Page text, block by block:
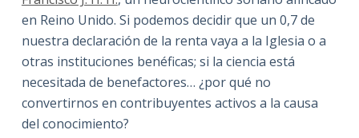
en Reino Unido. Si podemos decidir que un 0,7 de
nuestra declaración de la renta vaya a la Iglesia o a
otras instituciones benéficas; si la ciencia está
necesitada de benefactores… ¿por qué no
convertirnos en contribuyentes activos a la causa
del conocimiento?